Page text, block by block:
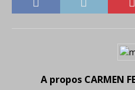
A propos CARMEN